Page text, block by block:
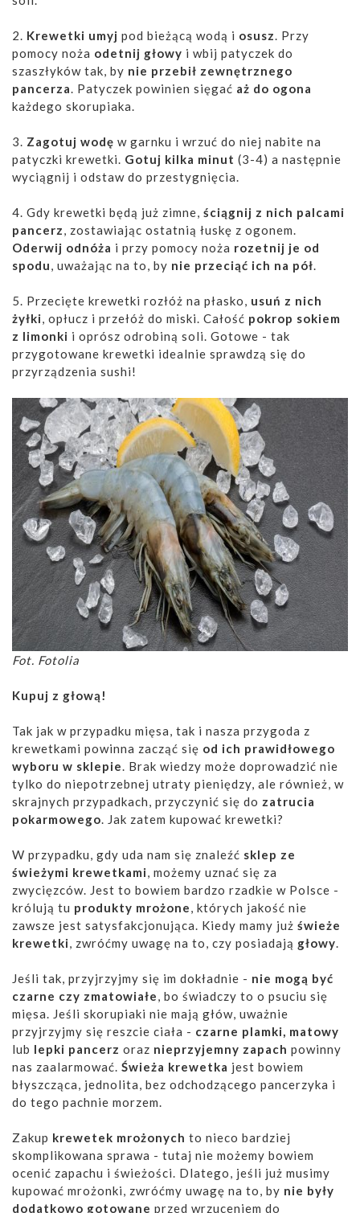
2. Krewetki umyj pod bieżącą wodą i osusz. Przy
pomocy noża odetnij głowy i wbij patyczek do
szaszłyków tak, by nie przebił zewnętrznego
pancerza. Patyczek powinien sięgać aż do ogona
każdego skorupiaka.
3. Zagotuj wodę w garnku i wrzuć do niej nabite na
patyczki krewetki. Gotuj kilka minut (3-4) a następnie
wyciągnij i odstaw do przestygnięcia.
4. Gdy krewetki będą już zimne, ściągnij z nich palcami
pancerz, zostawiając ostatnią łuskę z ogonem.
Oderwij odnóża i przy pomocy noża rozetnij je od
spodu, uważając na to, by nie przeciąć ich na pół.
5. Przecięte krewetki rozłóż na płasko, usuń z nich
żyłki, opłucz i przełóż do miski. Całość pokrop sokiem
z limonki i oprósz odrobiną soli. Gotowe - tak
przygotowane krewetki idealnie sprawdzą się do
przyrządzenia sushi!
Fot. Fotolia
Kupuj z głową!
Tak jak w przypadku mięsa, tak i nasza przygoda z
krewetkami powinna zacząć się od ich prawidłowego
wyboru w sklepie. Brak wiedzy może doprowadzić nie
tylko do niepotrzebnej utraty pieniędzy, ale również, w
skrajnych przypadkach, przyczynić się do zatrucia
pokarmowego. Jak zatem kupować krewetki?
W przypadku, gdy uda nam się znaleźć sklep ze
świeżymi krewetkami, możemy uznać się za
zwycięzców. Jest to bowiem bardzo rzadkie w Polsce -
królują tu produkty mrożone, których jakość nie
zawsze jest satysfakcjonująca. Kiedy mamy już świeże
krewetki, zwróćmy uwagę na to, czy posiadają głowy.
Jeśli tak, przyjrzyjmy się im dokładnie - nie mogą być
czarne czy zmatowiałe, bo świadczy to o psuciu się
mięsa. Jeśli skorupiaki nie mają głów, uważnie
przyjrzyjmy się reszcie ciała - czarne plamki, matowy
lub lepki pancerz oraz nieprzyjemny zapach powinny
nas zaalarmować. Świeża krewetka jest bowiem
błyszcząca, jednolita, bez odchodzącego pancerzyka i
do tego pachnie morzem.
Zakup krewetek mrożonych to nieco bardziej
skomplikowana sprawa - tutaj nie możemy bowiem
ocenić zapachu i świeżości. Dlatego, jeśli już musimy
kupować mrożonki, zwróćmy uwagę na to, by nie były
dodatkowo gotowane przed wrzuceniem do